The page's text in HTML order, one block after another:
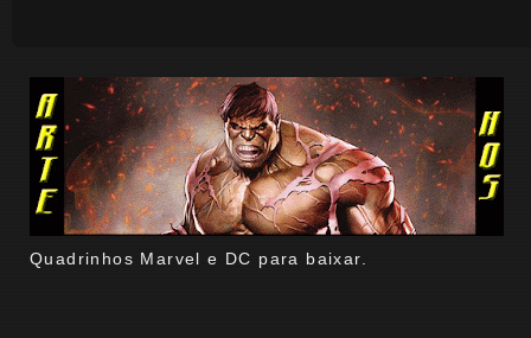
Quadrinhos Marvel e DC para baixar.